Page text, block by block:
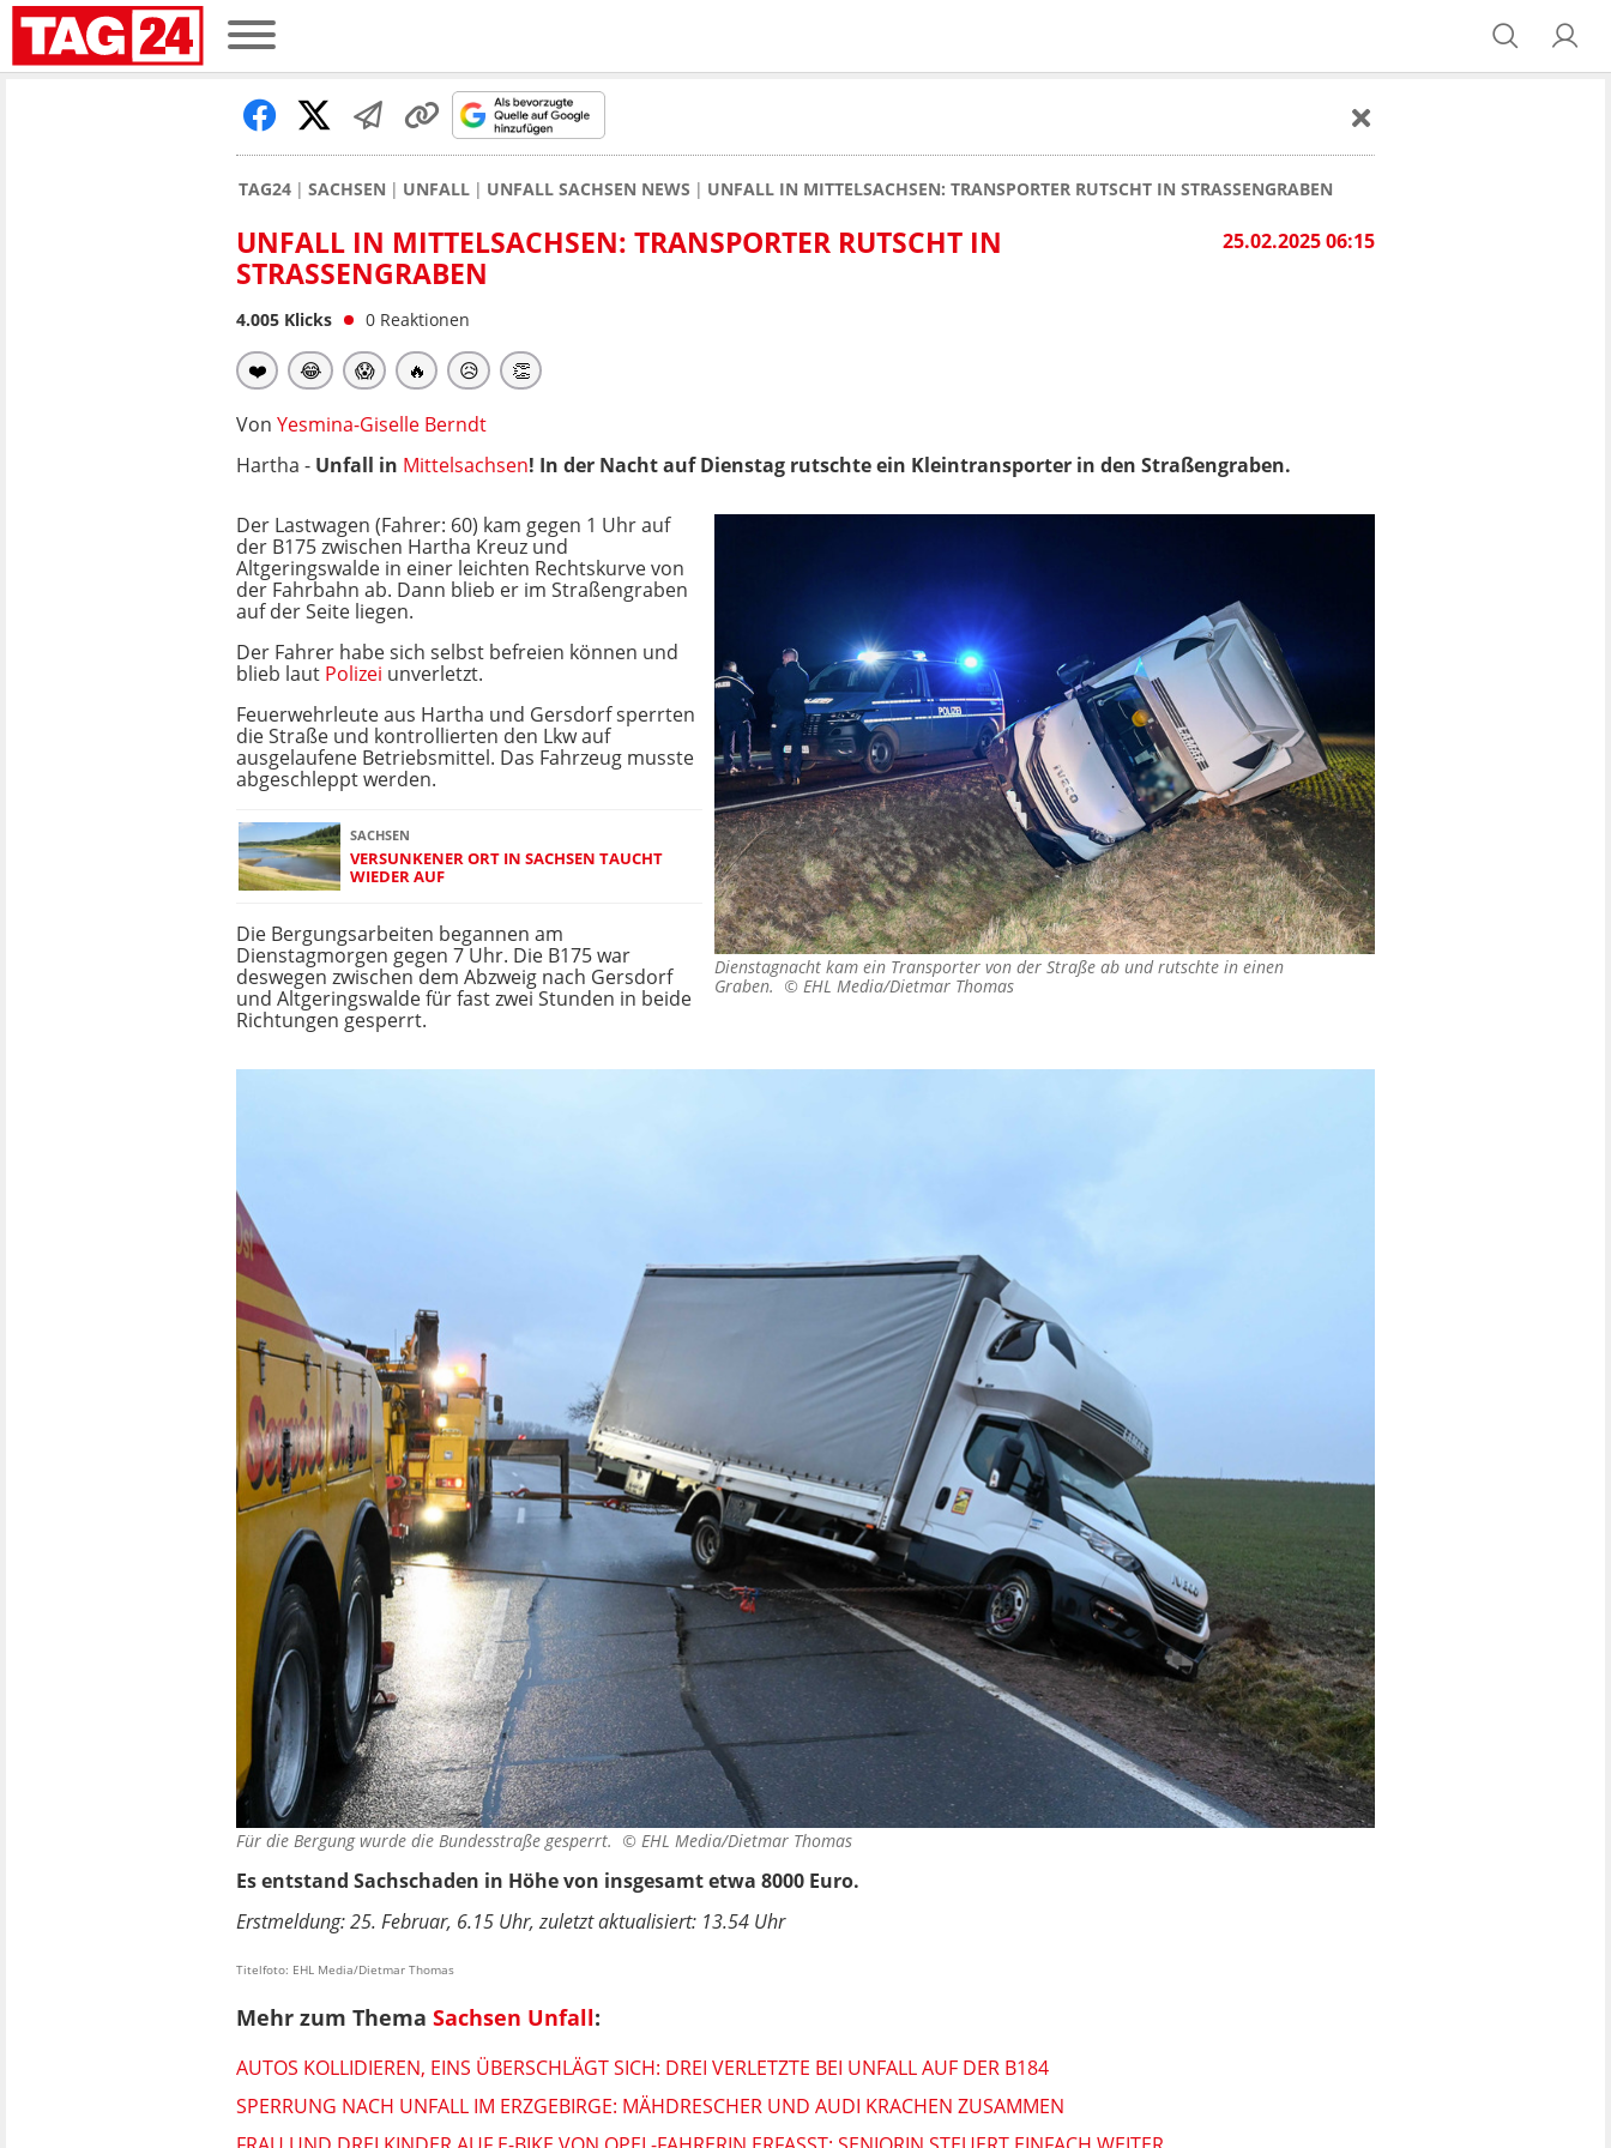
TAG24 SACHSEN UNFALL UNFALL SACHSEN NEWS UNFALL IN MITTELSACHSEN: TRANSPORTER RUTSCHT IN STRASSENGRABEN
25.02.2025 06:15
UNFALL IN MITTELSACHSEN: TRANSPORTER RUTSCHT IN
STRASSENGRABEN
4.005 Klicks 0 Reaktionen
❤️ 😂 😱 🔥 😥 👏
Von Yesmina-Giselle Berndt
Hartha - Unfall in Mittelsachsen! In der Nacht auf Dienstag rutschte ein Kleintransporter in den Straßengraben.
Dienstagnacht kam ein Transporter von der Straße ab und rutschte in einen
Graben. © EHL Media/Dietmar Thomas
Der Lastwagen (Fahrer: 60) kam gegen 1 Uhr auf
der B175 zwischen Hartha Kreuz und
Altgeringswalde in einer leichten Rechtskurve von
der Fahrbahn ab. Dann blieb er im Straßengraben
auf der Seite liegen.
Der Fahrer habe sich selbst befreien können und
blieb laut Polizei unverletzt.
Feuerwehrleute aus Hartha und Gersdorf sperrten
die Straße und kontrollierten den Lkw auf
ausgelaufene Betriebsmittel. Das Fahrzeug musste
abgeschleppt werden.
SACHSEN
VERSUNKENER ORT IN SACHSEN TAUCHT
WIEDER AUF
Die Bergungsarbeiten begannen am
Dienstagmorgen gegen 7 Uhr. Die B175 war
deswegen zwischen dem Abzweig nach Gersdorf
und Altgeringswalde für fast zwei Stunden in beide
Richtungen gesperrt.
Für die Bergung wurde die Bundesstraße gesperrt. © EHL Media/Dietmar Thomas
Es entstand Sachschaden in Höhe von insgesamt etwa 8000 Euro.
Erstmeldung: 25. Februar, 6.15 Uhr, zuletzt aktualisiert: 13.54 Uhr
Titelfoto: EHL Media/Dietmar Thomas
Mehr zum Thema Sachsen Unfall:
AUTOS KOLLIDIEREN, EINS ÜBERSCHLÄGT SICH: DREI VERLETZTE BEI UNFALL AUF DER B184
SPERRUNG NACH UNFALL IM ERZGEBIRGE: MÄHDRESCHER UND AUDI KRACHEN ZUSAMMEN